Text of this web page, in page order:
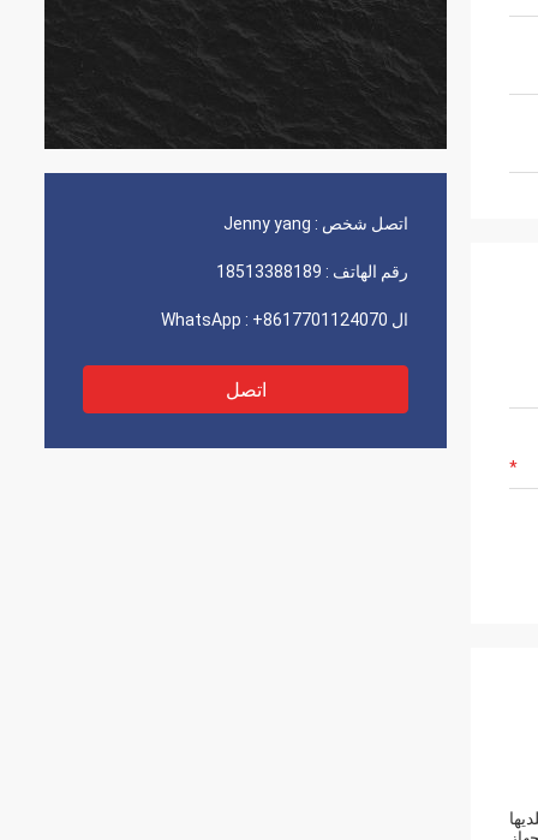
اتصل شخص : Jenny yang
رقم الهاتف : 18513388189
ال WhatsApp : +8617701124070
اتصل